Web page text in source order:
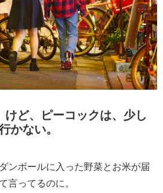
ど、ピーコックは、少し
かない。
ンボールに入った野菜とお米が届
言ってるのに。